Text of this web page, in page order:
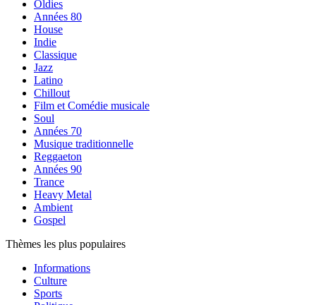
Oldies
Années 80
House
Indie
Classique
Jazz
Latino
Chillout
Film et Comédie musicale
Soul
Années 70
Musique traditionnelle
Reggaeton
Années 90
Trance
Heavy Metal
Ambient
Gospel
Thèmes les plus populaires
Informations
Culture
Sports